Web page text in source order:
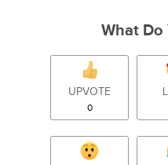
What Do
UPVOTE
0